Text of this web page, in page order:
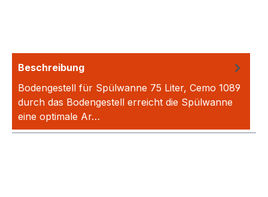
Beschreibung
Bodengestell für Spülwanne 75 Liter, Cemo 1089
durch das Bodengestell erreicht die Spülwanne
eine optimale Ar…